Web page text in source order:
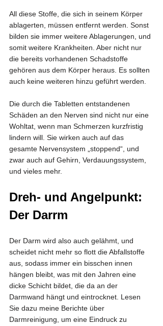
All diese Stoffe, die sich in seinem Körper
ablagerten, müssen entfernt werden. Sonst
bilden sie immer weitere Ablagerungen, und
somit weitere Krankheiten. Aber nicht nur
die bereits vorhandenen Schadstoffe
gehören aus dem Körper heraus. Es sollten
auch keine weiteren hinzu geführt werden.
Die durch die Tabletten entstandenen
Schäden an den Nerven sind nicht nur eine
Wohltat, wenn man Schmerzen kurzfristig
lindern will. Sie wirken auch auf das
gesamte Nervensystem „stoppend“, und
zwar auch auf Gehirn, Verdauungssystem,
und vieles mehr.
Dreh- und Angelpunkt:
Der Darrm
Der Darm wird also auch gelähmt, und
scheidet nicht mehr so flott die Abfallstoffe
aus, sodass immer ein bisschen innen
hängen bleibt, was mit den Jahren eine
dicke Schicht bildet, die da an der
Darmwand hängt und eintrocknet. Lesen
Sie dazu meine Berichte über
Darmreinigung, um eine Eindruck zu